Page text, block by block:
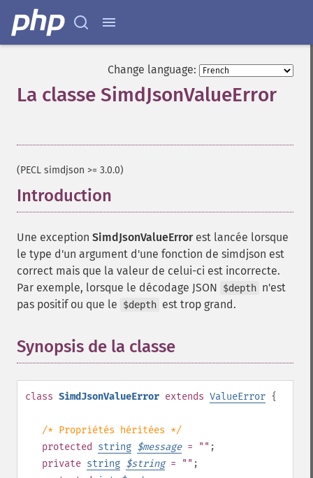
Change language:
La classe SimdJsonValueError
(PECL simdjson >= 3.0.0)
Introduction
Une exception SimdJsonValueErrorest lancée lorsque
le type d'un argument d'une fonction de simdjson est
correct mais que la valeur de celui-ci est incorrecte.
Par exemple, lorsque le décodage JSON
$depth n'est
pas positif ou que le
$depth est trop grand.
Synopsis de la classe
class SimdJsonValueError extends ValueError {
/* Propriétés héritées */
protected
string $message= "" ;
private string $string= "" ;